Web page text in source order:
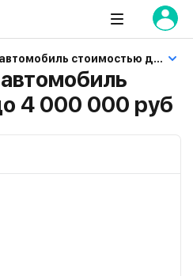
Купить новый автомобиль стоимостью до 4 000 000 руб
4 000 000 руб